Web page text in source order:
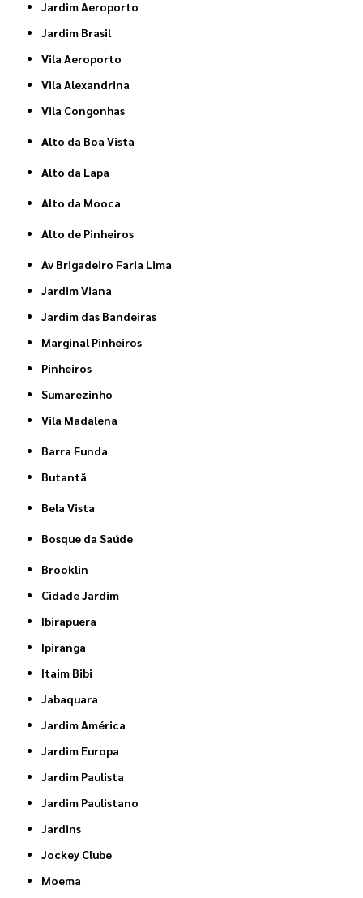
Jardim Aeroporto
Jardim Brasil
Vila Aeroporto
Vila Alexandrina
Vila Congonhas
Alto da Boa Vista
Alto da Lapa
Alto da Mooca
Alto de Pinheiros
Av Brigadeiro Faria Lima
Jardim Viana
Jardim das Bandeiras
Marginal Pinheiros
Pinheiros
Sumarezinho
Vila Madalena
Barra Funda
Butantã
Bela Vista
Bosque da Saúde
Brooklin
Cidade Jardim
Ibirapuera
Ipiranga
Itaim Bibi
Jabaquara
Jardim América
Jardim Europa
Jardim Paulista
Jardim Paulistano
Jardins
Jockey Clube
Moema